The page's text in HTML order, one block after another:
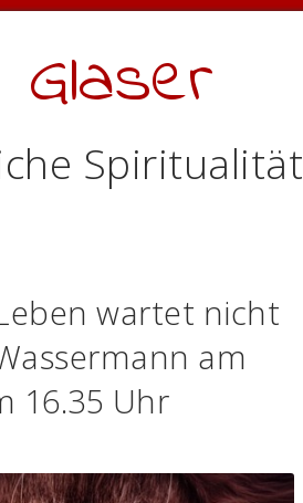
Spiritualität
wartet nicht
am
16.35 Uhr